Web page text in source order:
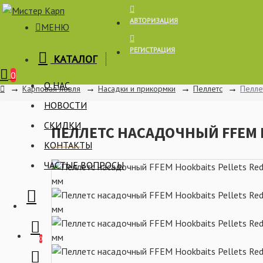
Корзина
МЕНЮ
КАТАЛОГ
О НАС
НОВОСТИ
СКИДКИ
КОНТАКТЫ
ЧАСТЫЕ ВОПРОСЫ
0
АВТОРИЗАЦИЯ
РЕГИСТРАЦИЯ
0
Карповая ловля Насадки и прикормки Пеллетс
ПЕЛЛЕТС НАСАДОЧНЫЙ FFEM